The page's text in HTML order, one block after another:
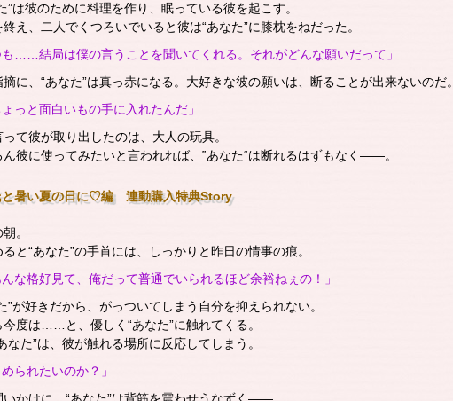
”は彼のために料理を作り、眠っている彼を起こす。
え、二人でくつろいでいると彼は“あなた”に膝枕をねだった。
も……結局は僕の言うことを聞いてくれる。それがどんな願いだって」
に、“あなた”は真っ赤になる。大好きな彼の願いは、断ることが出来ないのだ。
ょっと面白いもの手に入れたんだ」
って彼が取り出したのは、大人の玩具。
ん彼に使ってみたいと言われれば、‟あなた“は断れるはずもなく――。
と暑い夏の日に♡編 連動購入特典Story
。
ると“あなた”の手首には、しっかりと昨日の情事の痕。
んな格好見て、俺だって普通でいられるほど余裕ねぇの！」
”が好きだから、がっついてしまう自分を抑えられない。
今度は……と、優しく“あなた”に触れてくる。
なた”は、彼が触れる場所に反応してしまう。
られたいのか？」